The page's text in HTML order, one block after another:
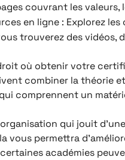
couvrant les
en ligne : Explorez
trouverez des vidéos,
où obtenir votre
combiner la théorie
comprennent un
qui jouit
vous permettra
académies